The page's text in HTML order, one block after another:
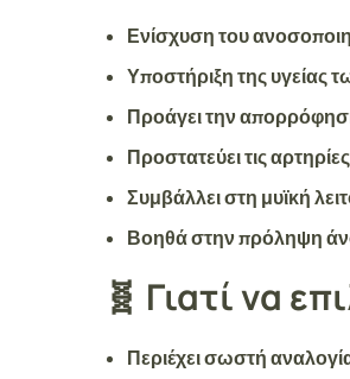
Ενίσχυση του
Υποστήριξη της υγείας
Προάγει την
Προστατεύει τις αρτηρίες
Συμβάλλει στη μυϊκή
Βοηθά στηνπρόληψη
🧬 Γιατί να
Περιέχεισωστή